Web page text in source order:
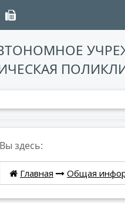
Вы здесь:
Главная Общая